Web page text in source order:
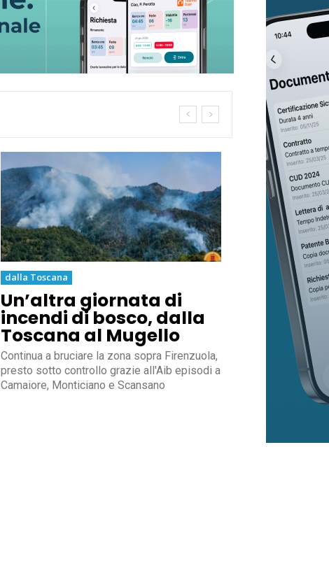
dalla Toscana
Un’altra giornata di
incendi di bosco, dalla
Toscana al Mugello
Continua a bruciare la zona sopra Firenzuola,
presto sotto controllo grazie all'Aib episodi a
Camaiore, Monticiano e Scansano